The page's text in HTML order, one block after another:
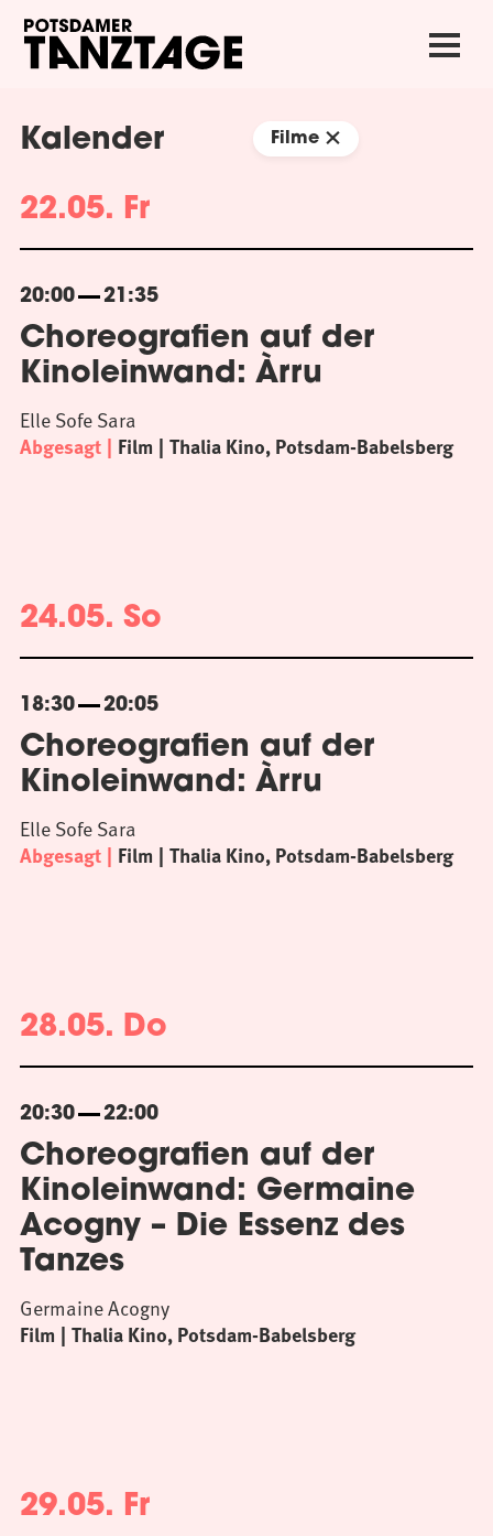
Kalender Filme
22.05. Fr
20:00 21:35
Choreografien auf der
Kinoleinwand: Àrru
Abgesagt Film Thalia Kino, Potsdam-Babelsberg
Elle Sofe Sara
24.05. So
18:30 20:05
Choreografien auf der
Kinoleinwand: Àrru
Abgesagt Film Thalia Kino, Potsdam-Babelsberg
Elle Sofe Sara
28.05. Do
20:30 22:00
Choreografien auf der
Kinoleinwand: Germaine
Acogny – Die Essenz des
Tanzes
Film Thalia Kino, Potsdam-Babelsberg
Germaine Acogny
29.05. Fr